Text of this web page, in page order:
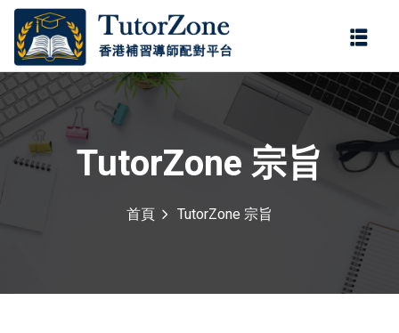
TutorZone 宗旨
首頁 TutorZone 宗旨
登錄